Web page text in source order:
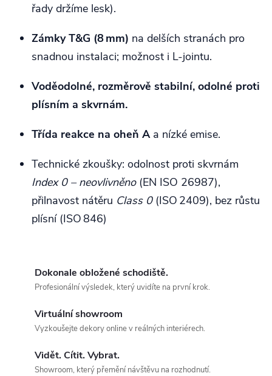
řady držíme lesk).
Zámky T&G (8 mm) na delších stranách pro
snadnou instalaci; možnost i L‑jointu.
Voděodolné, rozměrově stabilní, odolné proti
plísním a skvrnám.
Třída reakce na oheň Aa nízké emise.
Technické zkoušky: odolnost proti skvrnám
Index 0 – neovlivněno(EN ISO 26987),
přilnavost nátěru Class 0(ISO 2409), bez růstu
plísní (ISO 846)
Dokonale obložené schodiště.
Profesionální výsledek, který uvidíte na první krok.
Virtuální showroom
Vyzkoušejte dekory online v reálných interiérech.
Vidět. Cítit. Vybrat.
Showroom, který přemění návštěvu na rozhodnutí.